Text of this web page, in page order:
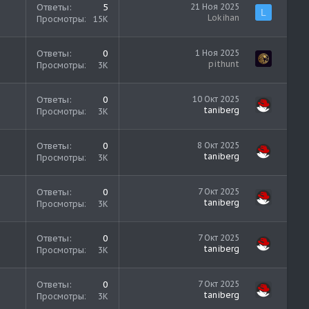
Ответы 5
Просмотры 15K
21 Ноя 2025
Lokihan
L
Ответы 0
Просмотры 3K
1 Ноя 2025
pithunt
Ответы 0
Просмотры 3K
10 Окт 2025
taniberg
Ответы 0
Просмотры 3K
8 Окт 2025
taniberg
Ответы 0
Просмотры 3K
7 Окт 2025
taniberg
Ответы 0
Просмотры 3K
7 Окт 2025
taniberg
Ответы 0
Просмотры 3K
7 Окт 2025
taniberg